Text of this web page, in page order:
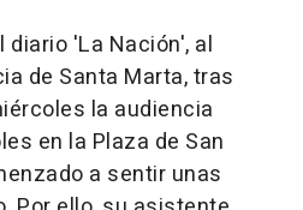
diario 'La Nación', al
de Santa Marta, tras
la audiencia
en la Plaza de San
a sentir unas